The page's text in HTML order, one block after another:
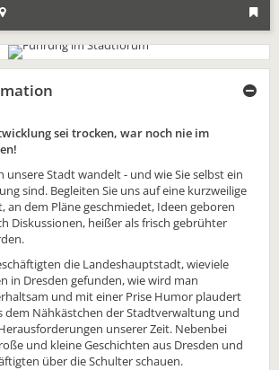
sei trocken, war noch nie im
unsere Stadt wandelt - und wie Sie selbst ein
sind. Begleiten Sie uns auf eine kurzweilige
an dem Pläne geschmiedet, Ideen geboren
Diskussionen, heißer als frisch gebrühter
die Landeshauptstadt, wieviele
in Dresden gefunden, wie wird man
und mit einer Prise Humor plaudert
dem Nähkästchen der Stadtverwaltung und
unserer Zeit. Nebenbei
und kleine Geschichten aus Dresden und
über die Schulter schauen.